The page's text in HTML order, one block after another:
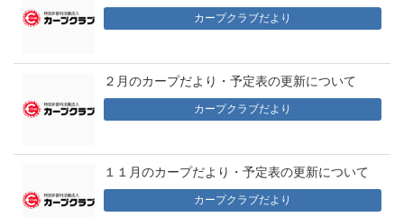
カープクラブだより
２月のカープだより・予定表の更新について
カープクラブだより
１１月のカープだより・予定表の更新について
カープクラブだより